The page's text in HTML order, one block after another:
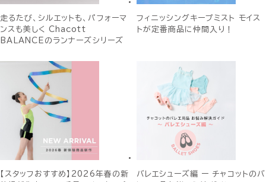
走るたび、シルエットも、パフォーマ
ンスも美しく Chacott
BALANCEのランナーズシリーズ
フィニッシングキープミスト モイス
トが定番商品に仲間入り！
【スタッフおすすめ】2026年春の新
バレエシューズ編 ー チャコットのバ